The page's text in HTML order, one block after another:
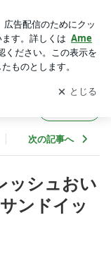
を受け取りまし
開く
次の記事へ
ッシュおい
ンドイッ